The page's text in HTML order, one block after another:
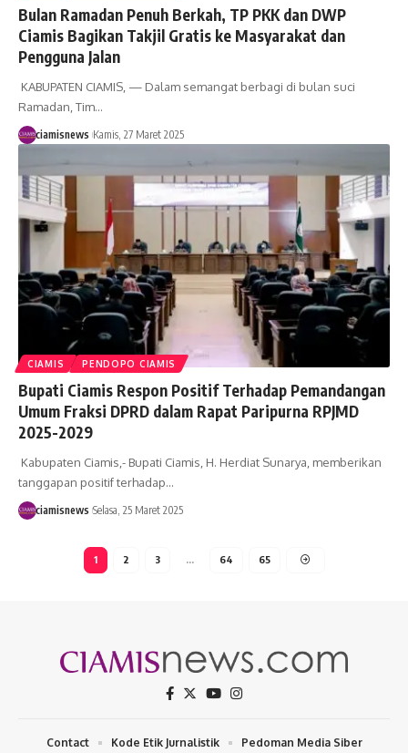
Bulan Ramadan Penuh Berkah, TP PKK dan DWP
Ciamis Bagikan Takjil Gratis ke Masyarakat dan
Pengguna Jalan
KABUPATEN CIAMIS, — Dalam semangat berbagi di bulan suci
Ramadan, Tim…
ciamisnews Kamis, 27 Maret 2025
CIAMIS PENDOPO CIAMIS
Bupati Ciamis Respon Positif Terhadap Pemandangan
Umum Fraksi DPRD dalam Rapat Paripurna RPJMD
2025-2029
Kabupaten Ciamis,- Bupati Ciamis, H. Herdiat Sunarya, memberikan
tanggapan positif terhadap…
ciamisnews Selasa, 25 Maret 2025
1 2 3 … 64 65
Contact Kode Etik Jurnalistik Pedoman Media Siber